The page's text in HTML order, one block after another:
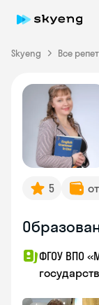
Skyeng Все
5
ФГОУ ВПО
Skyeng Chat
online